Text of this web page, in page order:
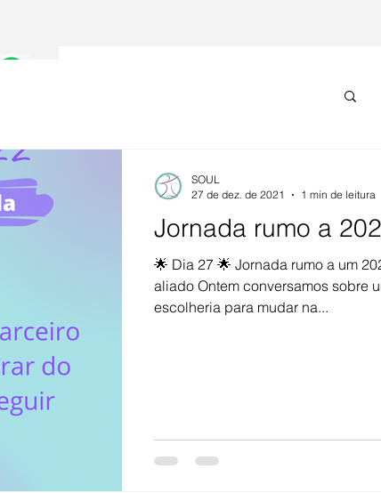
Jornada rumo a
🌟 Dia 27 🌟 Jornada rumo a um
aliado Ontem conversamos sobre
escolheria para mudar na...
SOUL
27 de dez. de 2021
1 min de leitura